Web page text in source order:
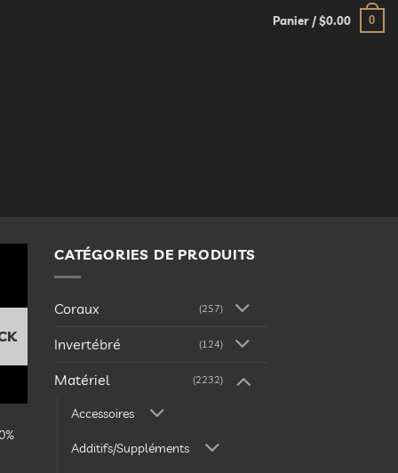
Panier /$0.00 0
CATÉGORIES DE PRODUITS
Coraux (257)
Invertébré (124)
Matériel (2232)
Accessoires
Additifs/Suppléments